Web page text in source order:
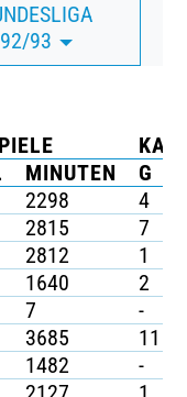
93
MINUTEN G
2298 4
2815 7
2812 1
1640 2
7 -
3685 11
1482 -